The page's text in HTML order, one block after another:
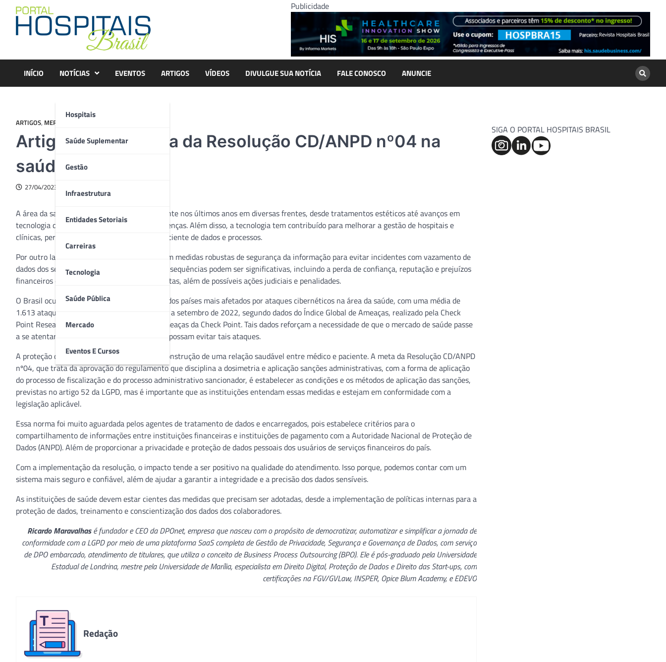
content
Publicidade
INÍCIO NOTÍCIAS
Hospitais
Saúde Suplementar
Gestão
Infraestrutura
Entidades Setoriais
Carreiras
Tecnologia
Saúde Pública
Mercado
Eventos E Cursos
EVENTOS ARTIGOS VÍDEOS DIVULGUE SUA NOTÍCIA FALE CONOSCO ANUNCIE
ARTIGOS, MERCADO
Artigo – A influência da Resolução CD/ANPD nº04 na
saúde
27/04/2023
A área da saúde tem crescido significativamente nos últimos anos em diversas frentes, desde tratamentos estéticos até avanços em
tecnologia de diagnóstico e tratamento de doenças. Além disso, a tecnologia tem contribuído para melhorar a gestão de hospitais e
clínicas, permitindo o gerenciamento mais eficiente de dados e processos.
Por outro lado, as empresas devem investir em medidas robustas de segurança da informação para evitar incidentes com vazamento de
dados dos seus pacientes, uma vez que as consequências podem ser significativas, incluindo a perda de confiança, reputação e prejuízos
financeiros em relação a compensações e multas, além de possíveis ações judiciais e penalidades.
O Brasil ocupa a primeira posição no ranking dos países mais afetados por ataques cibernéticos na área da saúde, com uma média de
1.613 ataques por semana nos meses de abril a setembro de 2022, segundo dados do Índice Global de Ameaças, realizado pela Check
Point Research, divisão de inteligência em ameaças da Check Point. Tais dados reforçam a necessidade de que o mercado de saúde passe
a se atentar cada vez mais para recursos que possam evitar tais ataques.
A proteção dos dados é fundamental para a construção de uma relação saudável entre médico e paciente. A meta da Resolução CD/ANPD
nº04, que trata da aprovação do regulamento que disciplina a dosimetria e aplicação sanções administrativas, com a forma de aplicação
do processo de fiscalização e do processo administrativo sancionador, é estabelecer as condições e os métodos de aplicação das sanções,
previstas no artigo 52 da LGPD, mas é importante que as instituições entendam essas medidas e estejam em conformidade com a
legislação aplicável.
Essa norma foi muito aguardada pelos agentes de tratamento de dados e encarregados, pois estabelece critérios para o
compartilhamento de informações entre instituições financeiras e instituições de pagamento com a Autoridade Nacional de Proteção de
Dados (ANPD). Além de proporcionar a privacidade e proteção de dados pessoais dos usuários de serviços financeiros do país.
Com a implementação da resolução, o impacto tende a ser positivo na qualidade do atendimento. Isso porque, podemos contar com um
sistema mais seguro e confiável, além de ajudar a garantir a integridade e a precisão dos dados sensíveis.
As instituições de saúde devem estar cientes das medidas que precisam ser adotadas, desde a implementação de políticas internas para a
proteção de dados, treinamento e conscientização dos dados dos colaboradores.
Ricardo Maravalhasé fundador e CEO da DPOnet, empresa que nasceu com o propósito de democratizar, automatizar e simplificar a jornada de
conformidade com a LGPD por meio de uma plataforma SaaS completa de Gestão de Privacidade, Segurança e Governança de Dados, com serviço
de DPO embarcado, atendimento de titulares, que utiliza o conceito de Business Process Outsourcing (BPO). Ele é pós-graduado pela Universidade
Estadual de Londrina, mestre pela Universidade de Marília, especialista em Direito Digital, Proteção de Dados e Direito das Start-ups, com
certificações na FGV/GVLaw, INSPER, Opice Blum Academy, e EDEVO
Redação
SIGA O PORTAL HOSPITAIS BRASIL